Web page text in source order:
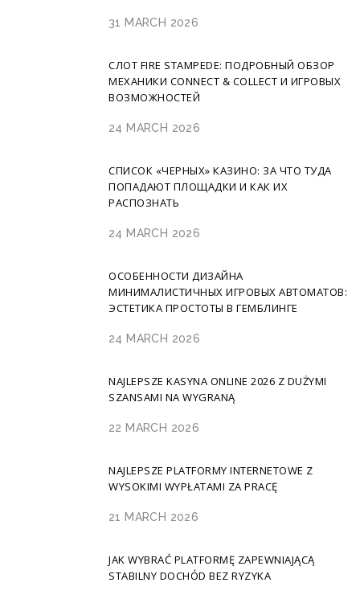
31 MARCH 2026
СЛОТ FIRE STAMPEDE: ПОДРОБНЫЙ ОБЗОР
МЕХАНИКИ CONNECT & COLLECT И ИГРОВЫХ
ВОЗМОЖНОСТЕЙ
24 MARCH 2026
СПИСОК «ЧЕРНЫХ» КАЗИНО: ЗА ЧТО ТУДА
ПОПАДАЮТ ПЛОЩАДКИ И КАК ИХ
РАСПОЗНАТЬ
24 MARCH 2026
ОСОБЕННОСТИ ДИЗАЙНА
МИНИМАЛИСТИЧНЫХ ИГРОВЫХ АВТОМАТОВ:
ЭСТЕТИКА ПРОСТОТЫ В ГЕМБЛИНГЕ
24 MARCH 2026
NAJLEPSZE KASYNA ONLINE 2026 Z DUŻYMI
SZANSAMI NA WYGRANĄ
22 MARCH 2026
NAJLEPSZE PLATFORMY INTERNETOWE Z
WYSOKIMI WYPŁATAMI ZA PRACĘ
21 MARCH 2026
JAK WYBRAĆ PLATFORMĘ ZAPEWNIAJĄCĄ
STABILNY DOCHÓD BEZ RYZYKA